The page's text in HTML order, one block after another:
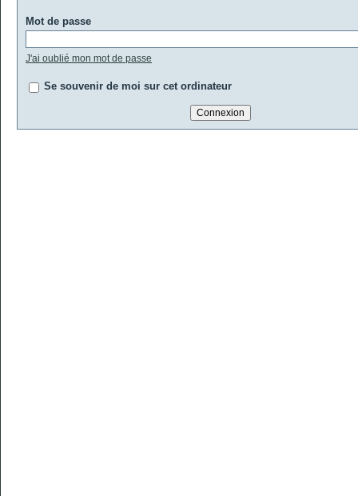
Mot de passe
J'ai oublié mon mot de passe
Se souvenir de moi sur cet ordinateur